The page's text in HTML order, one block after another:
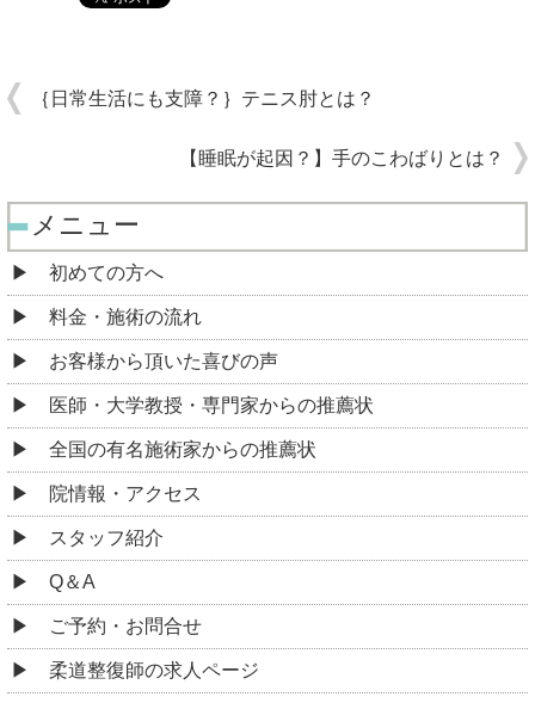
｛日常生活にも支障？｝テニス肘とは？
【睡眠が起因？】手のこわばりとは？
メニュー
初めての方へ
料金・施術の流れ
お客様から頂いた喜びの声
医師・大学教授・専門家からの推薦状
全国の有名施術家からの推薦状
院情報・アクセス
スタッフ紹介
Q＆A
ご予約・お問合せ
柔道整復師の求人ページ